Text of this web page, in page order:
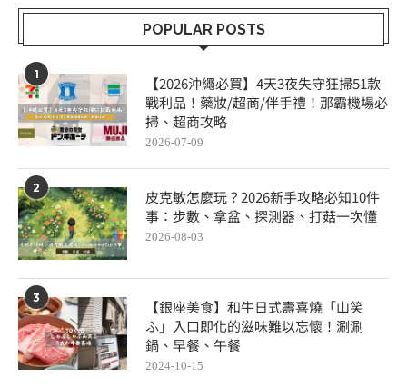
POPULAR POSTS
1
【2026沖繩必買】4天3夜失守狂掃51款
戰利品！藥妝/超商/伴手禮！那霸機場必
掃、超商攻略
2026-07-09
2
皮克敏怎麼玩？2026新手攻略必知10件
事：步數、拿盆、探測器、打菇一次懂
2026-08-03
3
【銀座美食】和牛日式壽喜燒「山笑
ふ」入口即化的滋味難以忘懷！涮涮
鍋、早餐、午餐
2024-10-15